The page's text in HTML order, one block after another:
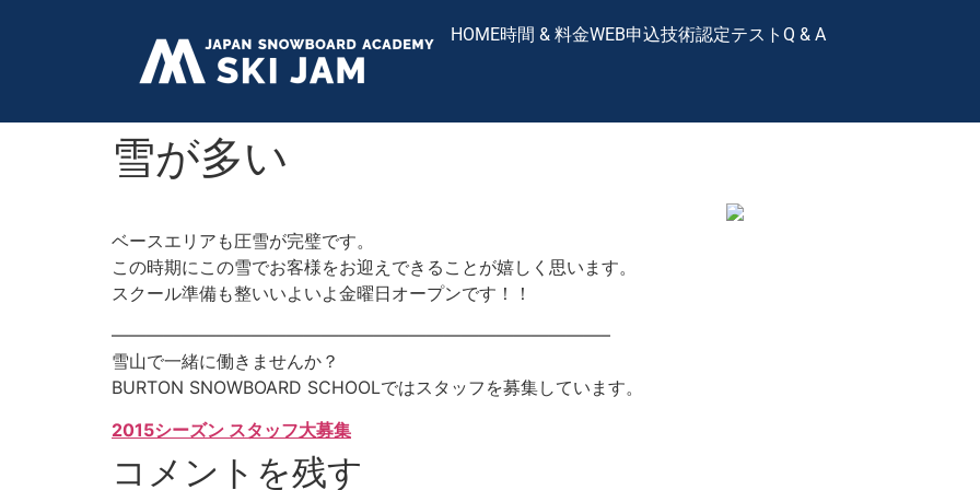
HOME時間 & 料金WEB申込技術認定テスト Q & A
雪が多い
ベースエリアも圧雪が完璧です。
この時期にこの雪でお客様をお迎えできることが嬉しく思います。
スクール準備も整いいよいよ金曜日オープンです！！
————————————————————————————–
雪山で一緒に働きませんか？
BURTON SNOWBOARD SCHOOLではスタッフを募集しています。
2015シーズン スタッフ大募集
コメントを残す